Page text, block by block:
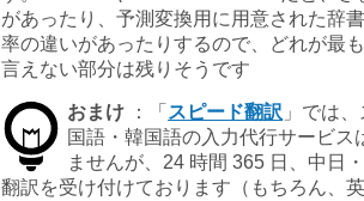
があったり、予測変換用に用意された辞
率の違いがあったりするので、どれが最
言えない部分は残りそうです
おまけ ：「 スピード翻訳 」では
国語・韓国語の入力代行サービス
ませんが、24 時間 365 日、中日
翻訳を受け付けております（もちろん、